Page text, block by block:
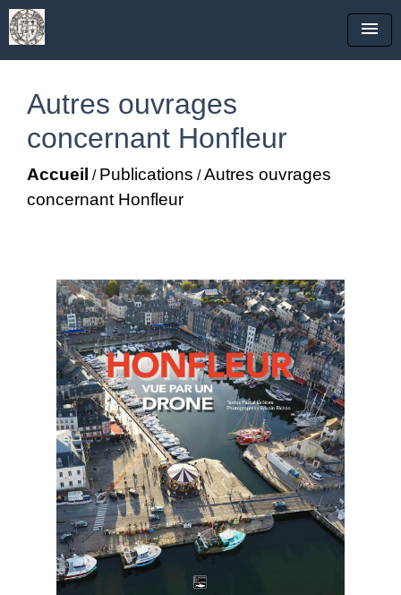
menu
Autres ouvrages
concernant Honfleur
Accueil / Publications /Autres ouvrages
concernant Honfleur